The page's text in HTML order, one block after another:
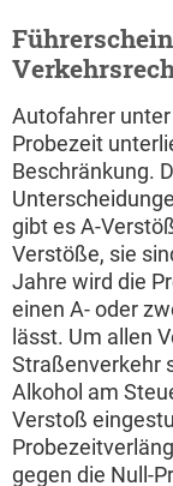
Autofahrer
Probezeit
Beschränkung.
gibt es A-
Verstöße, sie
Jahre wird die
einen A- oder
lässt. Um allen
Straßenverkehr
Alkohol am
Verstoß
gegen die Null-